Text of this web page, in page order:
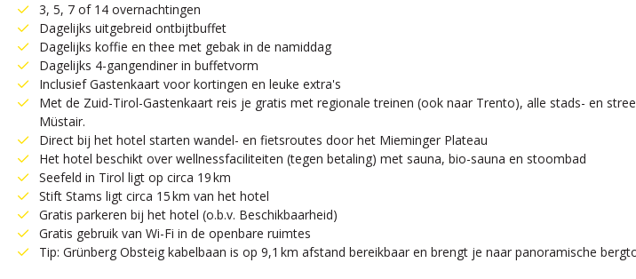
3, 5, 7 of 14 overnachtingen
Dagelijks uitgebreid ontbijtbuffet
Dagelijks koffie en thee met gebak in de namiddag
Dagelijks 4-gangendiner in buffetvorm
Inclusief Gastenkaart voor kortingen en leuke extra's
Met de Zuid-Tirol-Gastenkaart reis je gratis met regionale treinen (ook naar Trento), alle stads- en
Müstair.
Direct bij het hotel starten wandel- en fietsroutes door het Mieminger Plateau
Het hotel beschikt over wellnessfaciliteiten (tegen betaling) met sauna, bio-sauna en stoombad
Seefeld in Tirol ligt op circa 19 km
Stift Stams ligt circa 15 km van het hotel
Gratis parkeren bij het hotel (o.b.v. Beschikbaarheid)
Gratis gebruik van Wi-Fi in de openbare ruimtes
Tip: Grünberg Obsteig kabelbaan is op 9,1 km afstand bereikbaar en brengt je naar panoramische